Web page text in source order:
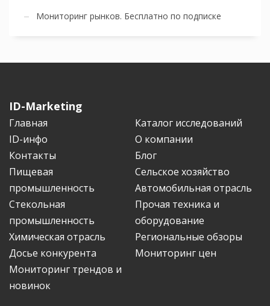
Мониторинг рынков. Бесплатно по подписке
ID-Marketing
Главная
Каталог исследований
ID-инфо
О компании
Контакты
Блог
Пищевая
промышленность
Сельское хозяйство
Автомобильная отрасль
Стекольная
промышленность
Прочая техника и
оборудование
Химическая отрасль
Региональные обзоры
Досье конкурента
Мониторинг цен
Мониторинг трендов и
новинок